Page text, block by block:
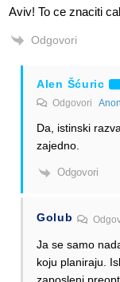
Aviv! To ce znaciti
Odgovori
Alen Šćuric
Odgovori
Da, istinski
zajedno.
Odgovori
Golub
Ja se samo
koju planiraju.
zaposleni